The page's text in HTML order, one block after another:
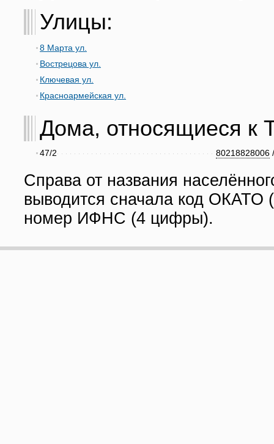
Улицы:
8 Марта ул.
Вострецова ул.
Ключевая ул.
Красноармейская ул.
Дома, относящиеся к
80218828006
47/2
Справа от названия
выводится сначала код ОКАТО
номер ИФНС (4 цифры).